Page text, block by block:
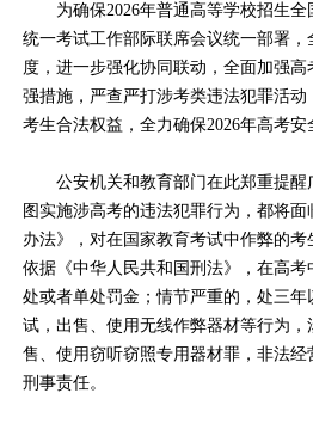
为确保2026年普通高等学校招生全
统一考试工作部际联席会议统一部署
度，进一步强化协同联动，全面加强
强措施，严查严打涉考类违法犯罪活
考生合法权益，全力确保2026年高考安
公安机关和教育部门在此郑重提醒
图实施涉高考的违法犯罪行为，都将
办法》，对在国家教育考试中作弊的
依据《中华人民共和国刑法》，在高
处或者单处罚金；情节严重的，处三
试，出售、使用无线作弊器材等行为
售、使用窃听窃照专用器材罪，非法
刑事责任。